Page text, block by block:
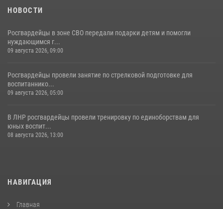
НОВОСТИ
Росгвардейцы в зоне СВО передали подарки детям и помогли
нуждающимся г...
09 августа 2026, 09:00
Росгвардейцы провели занятие по стрелковой подготовке для
воспитаннико...
09 августа 2026, 05:00
В ЛНР росгвардейцы провели тренировку по единоборствам для
юных воспит...
08 августа 2026, 13:00
НАВИГАЦИЯ
Главная